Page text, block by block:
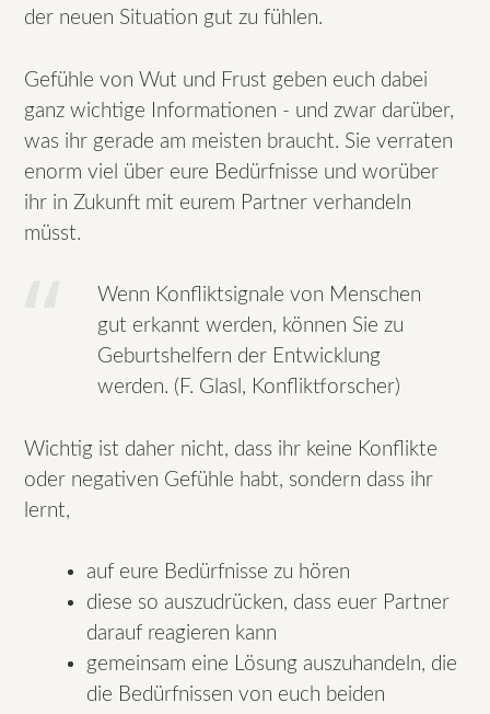
der neuen Situation gut zu fühlen.
Gefühle von Wut und Frust geben euch dabei
ganz wichtige Informationen - und zwar darüber,
was ihr gerade am meisten braucht. Sie verraten
enorm viel über eure Bedürfnisse und worüber
ihr in Zukunft mit eurem Partner verhandeln
müsst.
Wenn Konfliktsignale von Menschen
gut erkannt werden, können Sie zu
Geburtshelfern der Entwicklung
werden. (F. Glasl, Konfliktforscher)
Wichtig ist daher nicht, dass ihr keine Konflikte
oder negativen Gefühle habt, sondern dass ihr
lernt,
auf eure Bedürfnisse zu hören
diese so auszudrücken, dass euer Partner
darauf reagieren kann
gemeinsam eine Lösung auszuhandeln, die
die Bedürfnissen von euch beiden